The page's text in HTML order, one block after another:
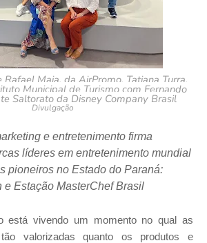
Maia, da AirPromo, Tatiana Turra,
Municipal de Turismo com Fernando
Saltorato da Disney Company Brasil
Divulgação
e entretenimento firma
líderes em entretenimento mundial
pioneiros no Estado do Paraná:
e Estação MasterChef Brasil
está vivendo um momento no qual as
valorizadas quanto os produtos e